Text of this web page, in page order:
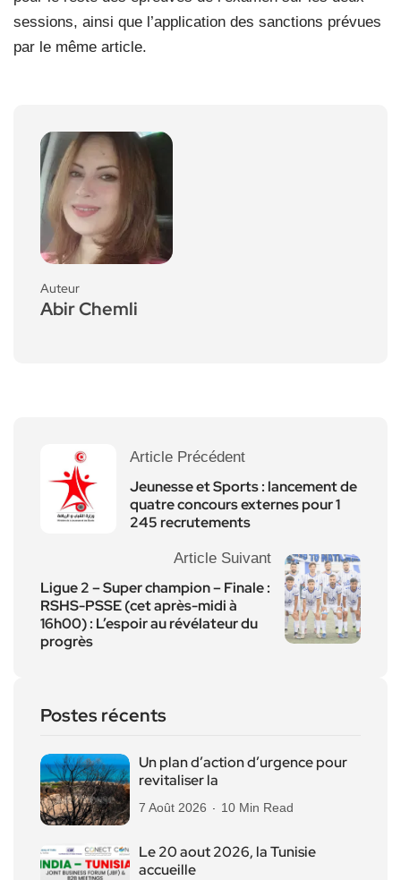
sessions, ainsi que l’application des sanctions prévues
par le même article.
Auteur
Abir Chemli
Article Précédent
Jeunesse et Sports : lancement de
quatre concours externes pour 1
245 recrutements
Article Suivant
Ligue 2 – Super champion – Finale :
RSHS-PSSE (cet après-midi à
16h00) : L’espoir au révélateur du
progrès
Postes récents
Un plan d’action d’urgence pour
revitaliser la
7 Août 2026 10 Min Read
Le 20 aout 2026, la Tunisie
accueille